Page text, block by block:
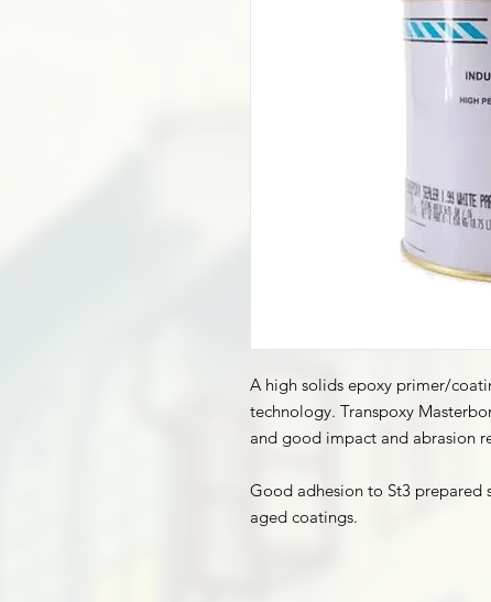
A high solids epoxy primer/
technology. Transpoxy
and good impact and abrasion
Good adhesion to St3 prepared
aged coatings.